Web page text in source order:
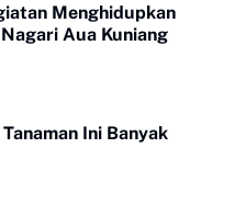
Menghidupkan
Aua Kuniang
Ini Banyak